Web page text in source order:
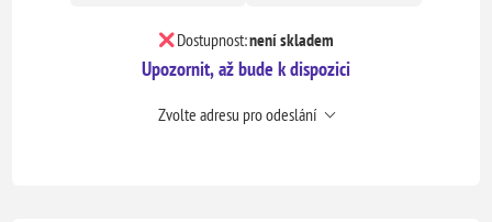
Dostupnost:není skladem
Upozornit, až bude k dispozici
Zvolte adresu pro odeslání